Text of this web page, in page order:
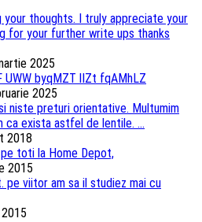
your thoughts. I truly appreciate your
for your further write ups thanks
2025
UWW byqMZT lIZt fqAMhLZ
2025
niste preturi orientative. Multumim
ca exista astfel de lentile. ...
2018
toti la Home Depot,
2015
pe viitor am sa il studiez mai cu